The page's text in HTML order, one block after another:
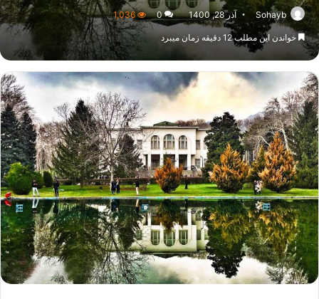
Sohayb آذر 28, 1400 0
1,036
خواندن این مطلب 12 دقیقه زمان میبرد